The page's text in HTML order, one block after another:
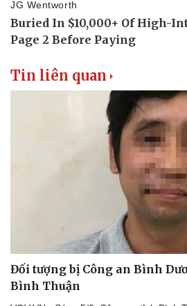
Tin liên quan
Đối tượng bị Công an Bình
Bình Thuận